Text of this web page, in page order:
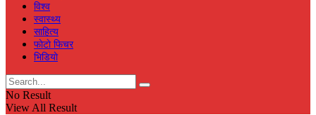
विश्व
स्वास्थ्य
साहित्य
फाेटाे फिचर
भिडियाे
No Result
View All Result